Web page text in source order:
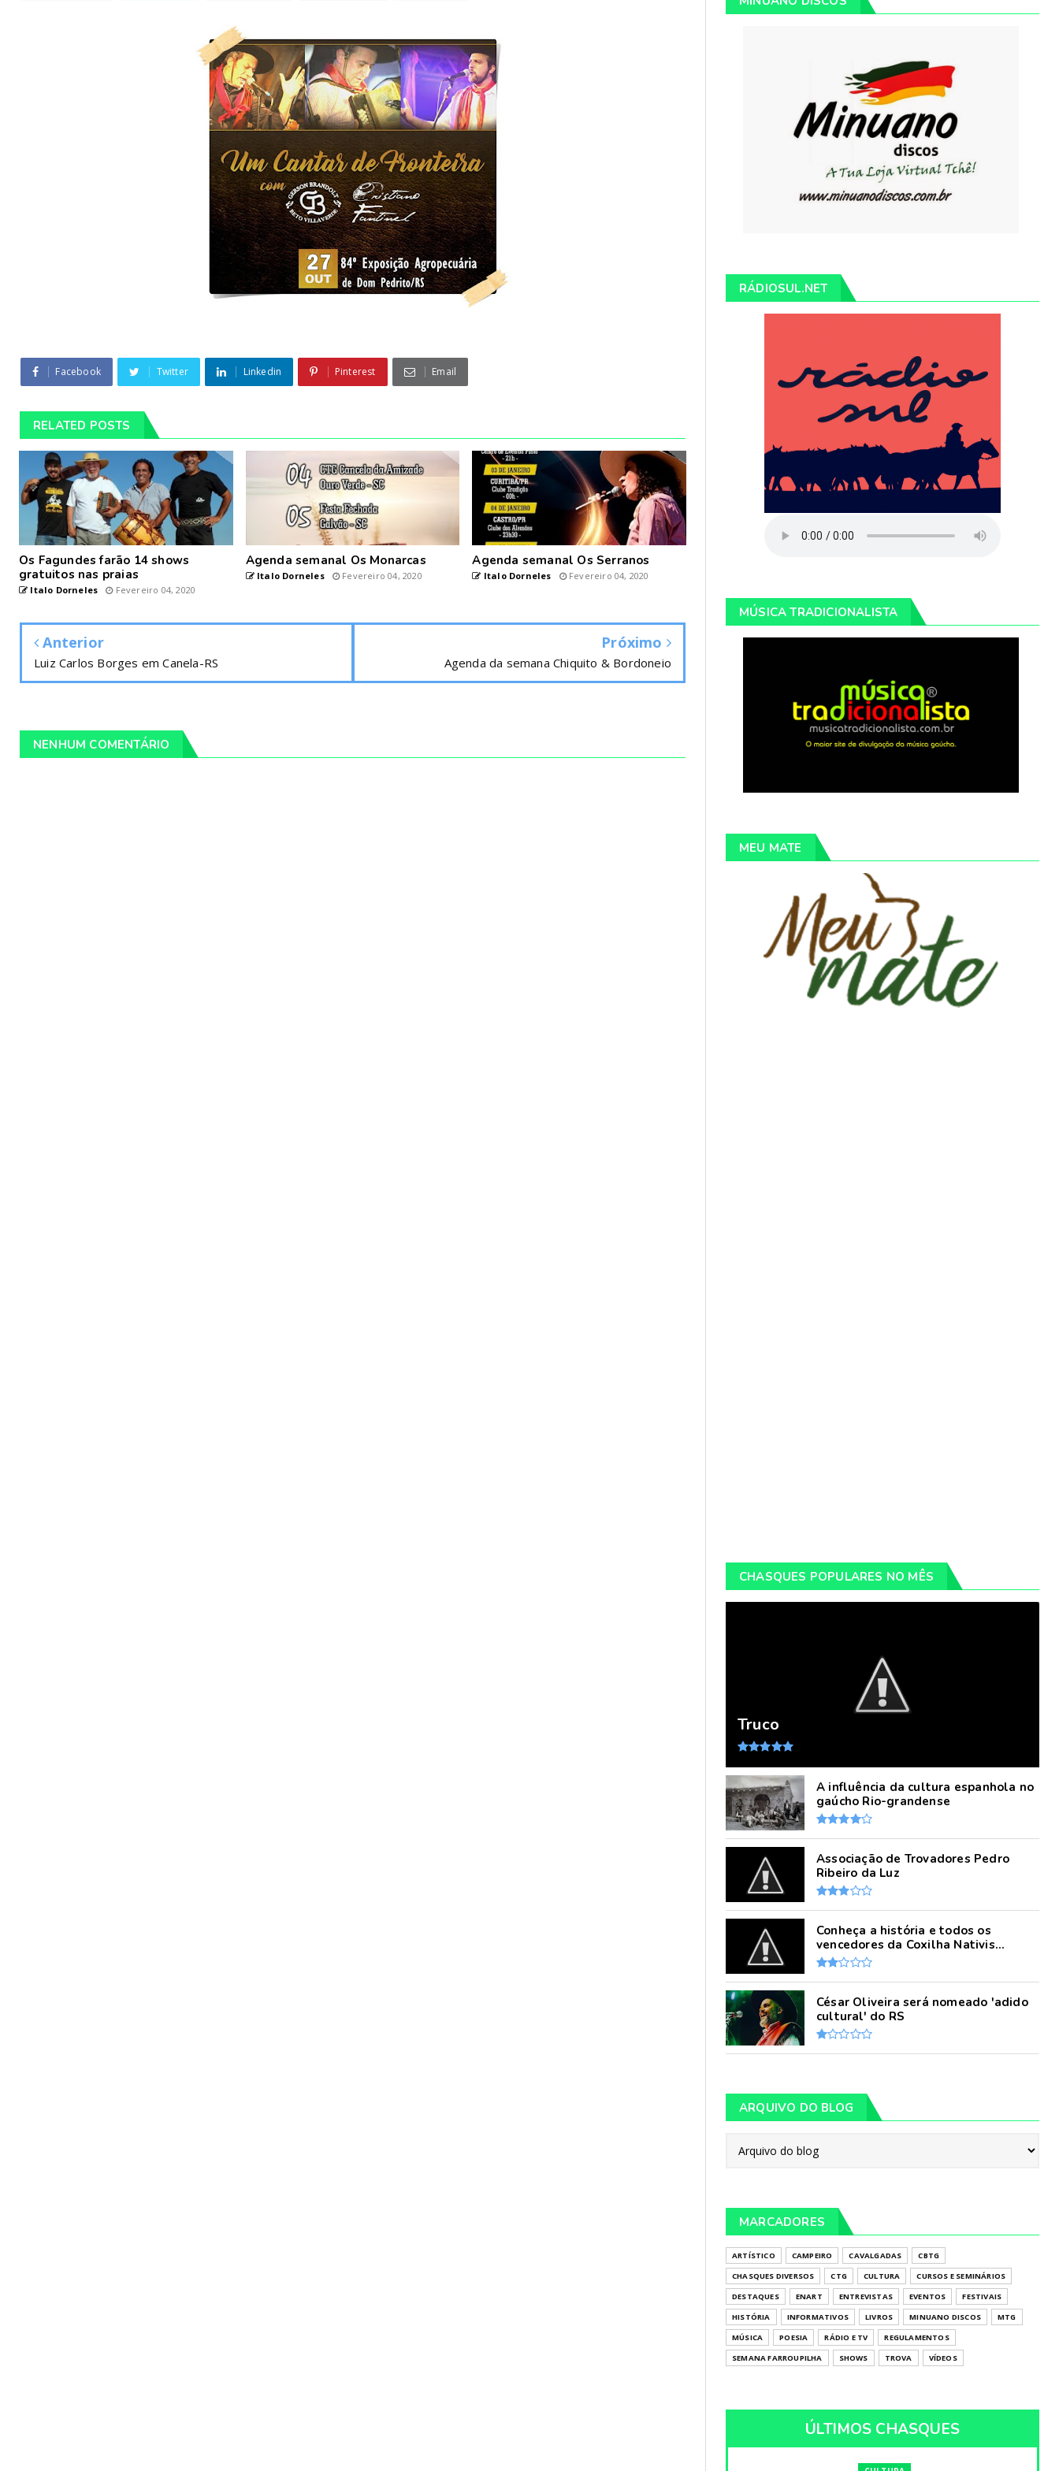
Facebook Twitter Linkedin Pinterest Email
RELATED POSTS
Os Fagundes farão 14 shows
gratuitos nas praias
Italo Dorneles Fevereiro 04, 2020
Agenda semanal Os Monarcas
Italo Dorneles Fevereiro 04, 2020
Agenda semanal Os Serranos
Italo Dorneles Fevereiro 04, 2020
Anterior
Luiz Carlos Borges em Canela-RS
Próximo
Agenda da semana Chiquito & Bordoneio
NENHUM COMENTÁRIO
RÁDIOSUL.NET
MÚSICA TRADICIONALISTA
MEU MATE
CHASQUES POPULARES NO MÊS
Truco
A influência da cultura espanhola no
gaúcho Rio-grandense
Associação de Trovadores Pedro
Ribeiro da Luz
Conheça a história e todos os
vencedores da Coxilha Nativis...
César Oliveira será nomeado 'adido
cultural' do RS
ARQUIVO DO BLOG
MARCADORES
ARTÍSTICO CAMPEIRO CAVALGADAS
CBTG
CHASQUES DIVERSOS
CTG CULTURA
CURSOS E SEMINÁRIOS
DESTAQUES
ENART ENTREVISTAS EVENTOS
FESTIVAIS
HISTÓRIA
INFORMATIVOS LIVROS MINUANO DISCOS
MTG
MÚSICA
POESIA RÁDIO E TV
REGULAMENTOS
SEMANA FARROUPILHA
SHOWS TROVA VÍDEOS
ÚLTIMOS CHASQUES